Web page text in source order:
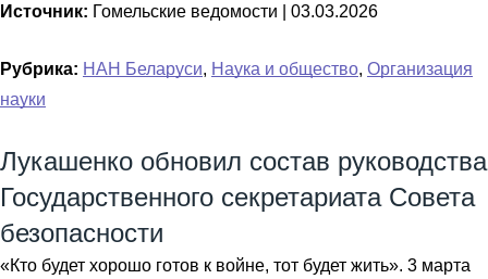
Источник: Гомельские ведомости | 03.03.2026
Рубрика: НАН Беларуси, Наука и общество, Организация
науки
Лукашенко обновил состав руководства
Государственного секретариата Совета
безопасности
«Кто будет хорошо готов к войне, тот будет жить». 3 марта